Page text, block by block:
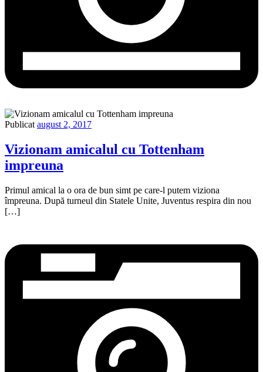
Publicat august 2, 2017
Vizionam amicalul cu Tottenham
impreuna
Primul amical la o ora de bun simt pe care-l putem viziona
împreuna. După turneul din Statele Unite, Juventus respira din nou
[…]